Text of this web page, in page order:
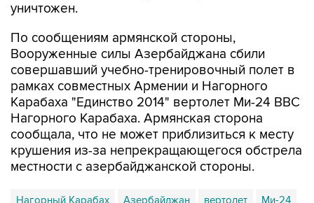
По сообщениям армянской стороны,
совершавший учебно-тренировочный полет в
рамках совместных Армении и Нагорного
Карабаха "Единство 2014" вертолет Ми-24 ВВС
Нагорного Карабаха. Армянская сторона
сообщала, что не может приблизиться к месту
крушения из-за непрекращающегося обстрела
местности с азербайджанской стороны.
Нагорный Карабах Азербайджан вертолет